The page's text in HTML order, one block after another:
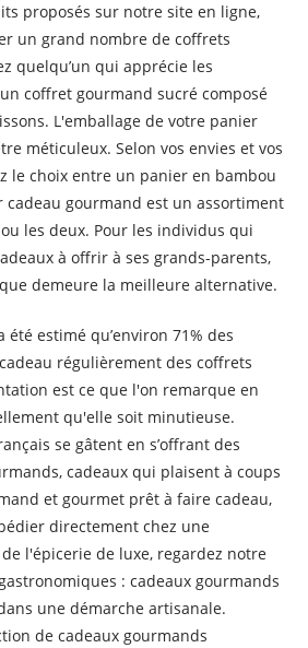
proposés sur notre site en ligne,
un grand nombre de coffrets
quelqu’un qui apprécie les
coffret gourmand sucré composé
L'emballage de votre panier
méticuleux. Selon vos envies et vos
le choix entre un panier en bambou
gourmand est un assortiment
les deux. Pour les individus qui
à offrir à ses grands-parents,
demeure la meilleure alternative.
été estimé qu’environ 71% des
régulièrement des coffrets
est ce que l'on remarque en
qu'elle soit minutieuse.
se gâtent en s’offrant des
cadeaux qui plaisent à coups
et gourmet prêt à faire cadeau,
directement chez une
l'épicerie de luxe, regardez notre
: cadeaux gourmands
une démarche artisanale.
de cadeaux gourmands